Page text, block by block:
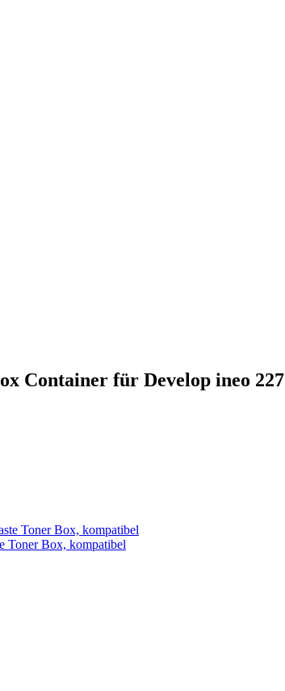
Container für Develop ineo 227
Toner Box, kompatibel